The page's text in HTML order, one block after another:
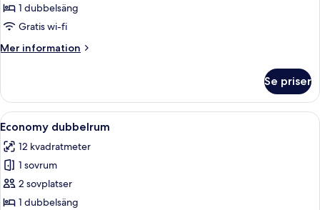
1 dubbelsäng
Gratis wi-fi
Mer information
Mer
Se priser
Öppna
alla
foton
för
Economy
dubbelrum
Ett sovrum med en säng, kuddar, en
8
Economy dubbelrum
12 kvadratmeter
1 sovrum
2 sovplatser
1 dubbelsäng